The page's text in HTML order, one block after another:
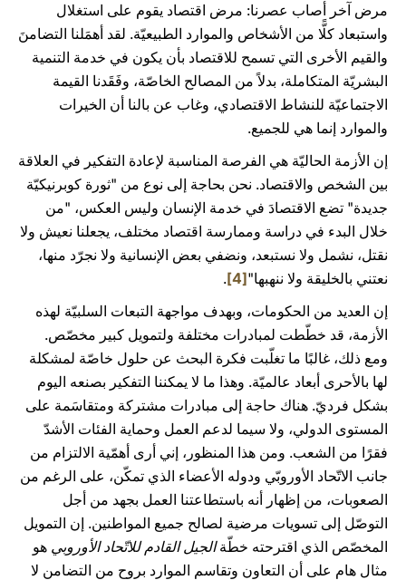
مرض آخر أصاب عصرنا: مرض اقتصاد يقوم على استغلال
واستبعاد كلًّا من الأشخاص والموارد الطبيعيّة. لقد أهمَلنا التضامنَ
والقيم الأخرى التي تسمح للاقتصاد بأن يكون في خدمة التنمية
البشريّة المتكاملة، بدلاً من المصالح الخاصّة، وفَقَدنا القيمة
الاجتماعيّة للنشاط الاقتصادي، وغاب عن بالنا أن الخيرات
والموارد إنما هي للجميع.
إن الأزمة الحاليّة هي الفرصة المناسبة لإعادة التفكير في العلاقة
بين الشخص والاقتصاد. نحن بحاجة إلى نوع من "ثورة كوبرنيكيّة
جديدة" تضع الاقتصادَ في خدمة الإنسان وليس العكس، "من
خلال البدء في دراسة وممارسة اقتصاد مختلف، يجعلنا نعيش ولا
نقتل، نشمل ولا نستبعد، ونضفي بعض الإنسانية ولا نجرّد منها،
نعتني بالخليقة ولا ننهبها"[4]
.
إن العديد من الحكومات، وبهدف مواجهة التبعات السلبيّة لهذه
الأزمة، قد خطّطت لمبادرات مختلفة ولتمويل كبير مخصّص.
ومع ذلك، غالبًا ما تغلّبت فكرة البحث عن حلول خاصّة لمشكلة
لها بالأحرى أبعاد عالميّة. وهذا ما لا يمكننا التفكير بصنعه اليوم
بشكل فرديّ. هناك حاجة إلى مبادرات مشتركة ومتقاسَمة على
المستوى الدولي، ولا سيما لدعم العمل وحماية الفئات الأشدّ
فقرًا من الشعب. ومن هذا المنظور، إني أرى أهمّية الالتزام من
جانب الاتّحاد الأوروبّي ودوله الأعضاء الذي تمكّن، على الرغم من
الصعوبات، من إظهار أنه باستطاعتنا العمل بجهد من أجل
التوصّل إلى تسويات مرضية لصالح جميع المواطنين. إن التمويل
المخصّص الذي اقترحته خطّةالجيل القادم للاتّحاد الأوروبي هو
مثال هام على أن التعاون وتقاسم الموارد بروح من التضامن لا